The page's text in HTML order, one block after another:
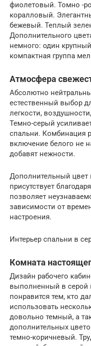
фиолетовый. Томно -
коралловый.
бежевый. Теплый
Дополнительного
немного: один
компактная группа
Атмосфера
Абсолютно
естественный выбор
легкости,
Темно-серый
спальни. Комбинация
включение белого не
добавят нежности.
Дополнительный цвет
присутствует
позволяет
зависимости от
настроения.
Интерьер спальни в
Комната
Дизайн рабочего
выполненный в серой
понравится тем, кто
использовать
довольно темный, а
дополнительных
темно-коричневый.